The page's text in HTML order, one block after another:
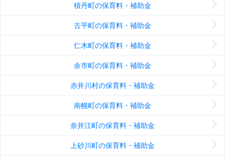
積丹町の保育料・補助金
古平町の保育料・補助金
仁木町の保育料・補助金
余市町の保育料・補助金
赤井川村の保育料・補助金
南幌町の保育料・補助金
奈井江町の保育料・補助金
上砂川町の保育料・補助金